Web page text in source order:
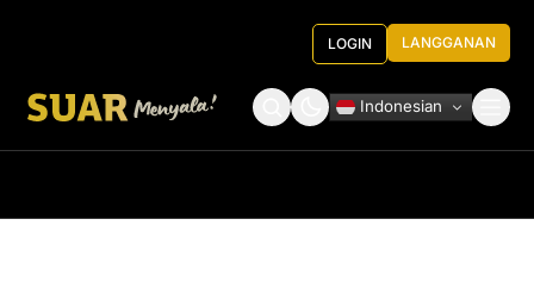
LOGIN LANGGANAN
Indonesian